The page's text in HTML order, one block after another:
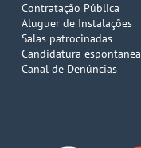
Contratação Pública
Aluguer de Instalações
Salas patrocinadas
Candidatura espontanea
Canal de Denúncias